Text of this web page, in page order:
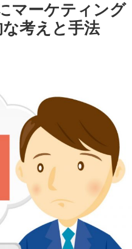
マーケティング
考えと手法